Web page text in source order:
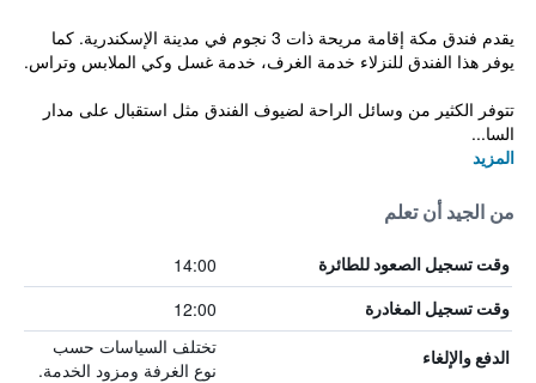
يقدم فندق مكة إقامة مريحة ذات 3 نجوم في مدينة الإسكندرية. كما
يوفر هذا الفندق للنزلاء خدمة الغرف، خدمة غسل وكي الملابس وتراس.
تتوفر الكثير من وسائل الراحة لضيوف الفندق مثل استقبال على مدار
السا...
المزيد
من الجيد أن تعلم
وقت تسجيل الصعود للطائرة 14:00
وقت تسجيل المغادرة 12:00
الدفع والإلغاء
تختلف السياسات حسب
نوع الغرفة ومزود الخدمة.